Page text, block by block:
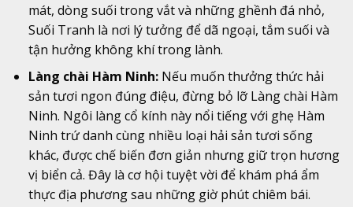
mát, dòng suối trong vắt và những ghềnh đá nhỏ,
Suối Tranh là nơi lý tưởng để dã ngoại, tắm suối và
tận hưởng không khí trong lành.
Làng chài Hàm Ninh:Nếu muốn thưởng thức hải
sản tươi ngon đúng điệu, đừng bỏ lỡ Làng chài Hàm
Ninh. Ngôi làng cổ kính này nổi tiếng với ghẹ Hàm
Ninh trứ danh cùng nhiều loại hải sản tươi sống
khác, được chế biến đơn giản nhưng giữ trọn hương
vị biển cả. Đây là cơ hội tuyệt vời để khám phá ẩm
thực địa phương sau những giờ phút chiêm bái.